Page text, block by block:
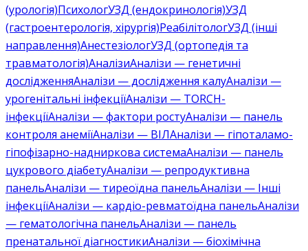
(урологія)ПсихологУЗД (ендокринологія)УЗД
(гастроентерологія, хірургія)РеабілітологУЗД (інші
направлення)АнестезіологУЗД (ортопедія та
травматологія)АналізиАналізи — генетичні
дослідженняАналізи — дослідження калуАналізи —
урогенітальні інфекціїАналізи — TORCH-
інфекціїАналізи — фактори ростуАналізи — панель
контроля анеміїАналізи — ВІЛАналізи — гіпоталамо-
гіпофізарно-надниркова системаАналізи — панель
цукрового діабетуАналізи — репродуктивна
панельАналізи — тиреоїдна панельАналізи — Інші
інфекціїАналізи — кардіо-ревматоїдна панельАналізи
— гематологічна панельАналізи — панель
пренатальної діагностикиАналізи — біохімічна